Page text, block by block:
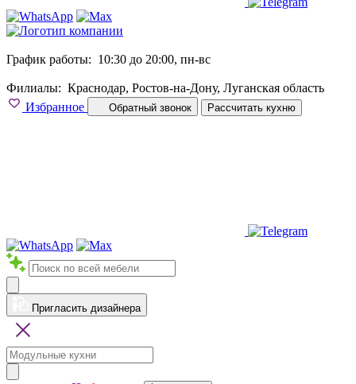
График работы: 10:30 до 20:00, пн-вс
Филиалы: Краснодар, Ростов-на-Дону, Луганская область
Избранное
Обратный звонок Рассчитать кухню
Пригласить дизайнера